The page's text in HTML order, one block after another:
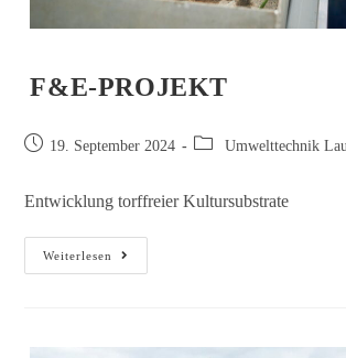
F&E‑PROJEKT
19. September 2024 Umwelttechnik
Entwicklung torffreier Kultursubstrate
Weiterlesen